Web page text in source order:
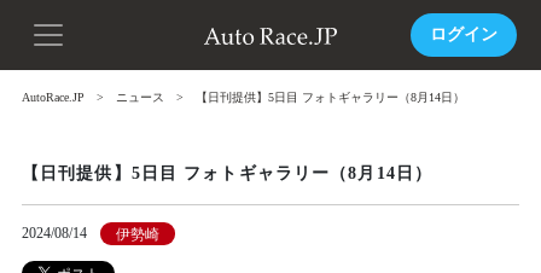
ログイン
AutoRace.JP ニュース 【日刊提供】5日目 フォトギャラリー（8月14日）
【日刊提供】5日目 フォトギャラリー（8月14日）
2024/08/14 伊勢崎